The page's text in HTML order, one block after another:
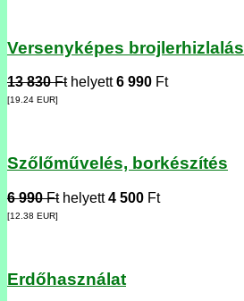
Versenyképes brojlerhizlalás
13 830 Fthelyett6 990 Ft
[19.24 EUR]
Szőlőművelés, borkészítés
6 990 Fthelyett4 500 Ft
[12.38 EUR]
Erdőhasználat